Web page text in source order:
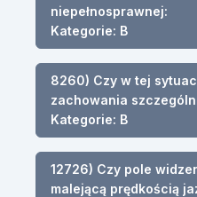
niepełnosprawnej:
Kategorie: B
8260) Czy w tej
zachowania
Kategorie: B
12726) Czy pole
malejącą prędkością